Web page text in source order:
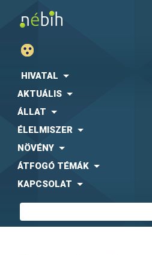
HIVATAL
AKTUÁLIS
ÁLLAT
ÉLELMISZER
NÖVÉNY
ÁTFOGÓ TÉMÁK
KAPCSOLAT